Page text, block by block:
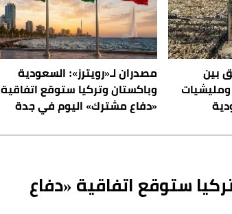
بين
مصدران لـ«رويترز»: السعودية
وباكستان وتركيا ستوقع اتفاقية
«دفاع مشترك» اليوم في جدة
ستوقع اتفاقية «دفاع